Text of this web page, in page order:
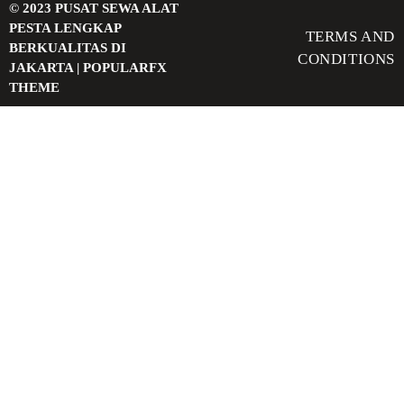
© 2023 PUSAT SEWA ALAT
PESTA LENGKAP
BERKUALITAS DI
JAKARTA | POPULARFX
THEME
TERMS AND
CONDITIONS